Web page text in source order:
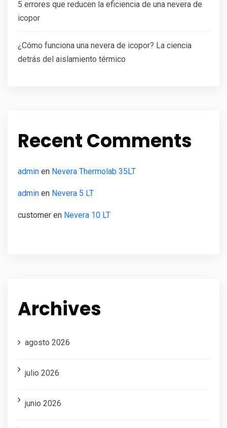
5 errores que reducen la eficiencia de una nevera de
icopor
¿Cómo funciona una nevera de icopor? La ciencia
detrás del aislamiento térmico
Recent Comments
admin en Nevera Thermolab 35LT
admin en Nevera 5 LT
customer en Nevera 10 LT
Archives
agosto 2026
julio 2026
junio 2026